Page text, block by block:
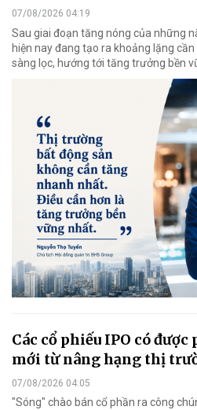
07/08/2026 04:19
Sau giai đoạn tăng nóng của những
hiện nay đang tạo ra khoảng lặng
sàng lọc, hướng tới tăng trưởng bền
Các cổ phiếu IPO có
mới từ nâng hạng thị
07/08/2026 04:05
"Sóng" chào bán cổ phần ra công